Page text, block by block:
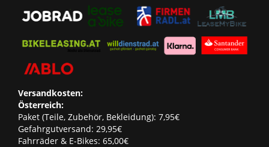
Versandkosten:
Österreich:
Paket (Teile, Zubehör, Bekleidung): 7,95€
Gefahrgutversand: 29,95€
Fahrräder & E-Bikes: 65,00€